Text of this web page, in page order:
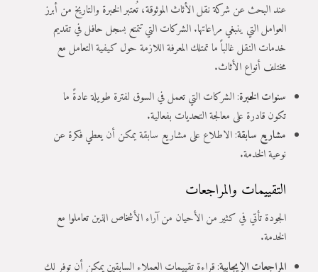
عند البحث عن شركة نقل الأثاث الموثوقة، تُعتبر الخبرة والتاريخ من أبرز
العوامل التي ينبغي مراعاتها. الشركات التي تتمتع بسجل حافل في تقديم
خدمات النقل غالباً ما تمتلك المعرفة اللازمة حول كيفية التعامل مع
مختلف أنواع الأثاث.
سنوات الخبرة: الشركات التي تعمل في السوق لفترة طويلة عادةً ما
تكون قادرة على معالجة التحديات بفعالية.
مشاريع سابقة: الاطلاع على مشاريع سابقة يمكن أن يعطي فكرة عن
نوعية الخدمة.
التقييمات والمراجعات
الجودة تأتي في كثير من الأحيان من آراء الأشخاص الذين تعاملوا مع
الخدمة.
المراجعات الإيجابية: قراءة تقييمات العملاء السابقين يمكن أن توفر لك